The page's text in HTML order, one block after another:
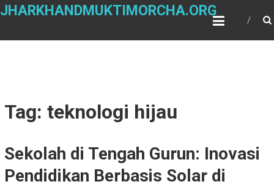
Skip
JHARKHANDMUKTIMORCHA.ORG
Tag: teknologi hijau
Sekolah di Tengah Gurun: Inovasi
Pendidikan Berbasis Solar di